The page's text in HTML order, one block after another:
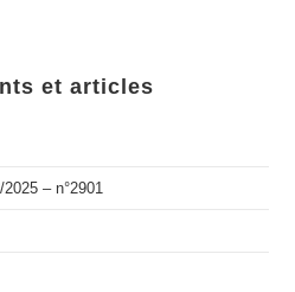
et articles
– n°2901